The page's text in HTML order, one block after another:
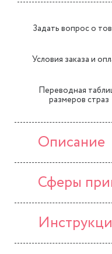
Задать вопрос о
Условия заказа и
Переводная
размеров страз
Описание
Сферы